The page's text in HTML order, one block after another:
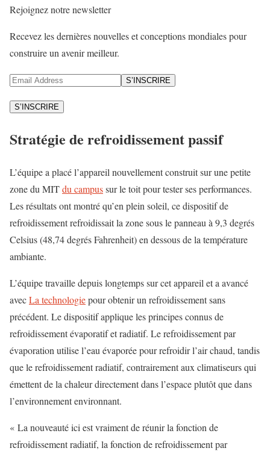
Rejoignez notre newsletter
Recevez les dernières nouvelles et conceptions mondiales pour
construire un avenir meilleur.
S’INSCRIRE
S’INSCRIRE
Stratégie de refroidissement passif
L’équipe a placé l’appareil nouvellement construit sur une petite
zone du MITdu campussur le toit pour tester ses performances.
Les résultats ont montré qu’en plein soleil, ce dispositif de
refroidissement refroidissait la zone sous le panneau à 9,3 degrés
Celsius (48,74 degrés Fahrenheit) en dessous de la température
ambiante.
L’équipe travaille depuis longtemps sur cet appareil et a avancé
avecLa technologiepour obtenir un refroidissement sans
précédent. Le dispositif applique les principes connus de
refroidissement évaporatif et radiatif. Le refroidissement par
évaporation utilise l’eau évaporée pour refroidir l’air chaud, tandis
que le refroidissement radiatif, contrairement aux climatiseurs qui
émettent de la chaleur directement dans l’espace plutôt que dans
l’environnement environnant.
« La nouveauté ici est vraiment de réunir la fonction de
refroidissement radiatif, la fonction de refroidissement par